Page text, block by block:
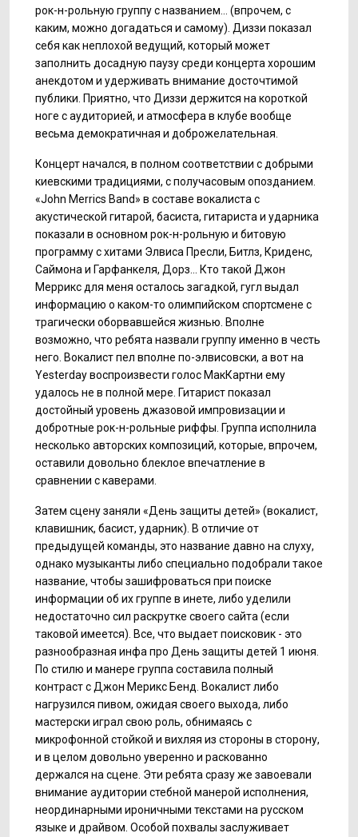
рок-н-рольную группу с названием... (впрочем, с
каким, можно догадаться и самому). Диззи показал
себя как неплохой ведущий, который может
заполнить досадную паузу среди концерта хорошим
анекдотом и удерживать внимание досточтимой
публики. Приятно, что Диззи держится на короткой
ноге с аудиторией, и атмосфера в клубе вообще
весьма демократичная и доброжелательная.
Концерт начался, в полном соответствии с добрыми
киевскими традициями, с получасовым опозданием.
«John Merrics Band» в составе вокалиста с
акустической гитарой, басиста, гитариста и ударника
показали в основном рок-н-рольную и битовую
программу с хитами Элвиса Пресли, Битлз, Криденс,
Саймона и Гарфанкеля, Дорз... Кто такой Джон
Меррикс для меня осталось загадкой, гугл выдал
информацию о каком-то олимпийском спортсмене с
трагически оборвавшейся жизнью. Вполне
возможно, что ребята назвали группу именно в честь
него. Вокалист пел вполне по-элвисовски, а вот на
Yesterday воспроизвести голос МакКартни ему
удалось не в полной мере. Гитарист показал
достойный уровень джазовой импровизации и
добротные рок-н-рольные риффы. Группа исполнила
несколько авторских композиций, которые, впрочем,
оставили довольно блеклое впечатление в
сравнении с каверами.
Затем сцену заняли «День защиты детей» (вокалист,
клавишник, басист, ударник). В отличие от
предыдущей команды, это название давно на слуху,
однако музыканты либо специально подобрали такое
название, чтобы зашифроваться при поиске
информации об их группе в инете, либо уделили
недостаточно сил раскрутке своего сайта (если
таковой имеется). Все, что выдает поисковик - это
разнообразная инфа про День защиты детей 1 июня.
По стилю и манере группа составила полный
контраст с Джон Мерикс Бенд. Вокалист либо
нагрузился пивом, ожидая своего выхода, либо
мастерски играл свою роль, обнимаясь с
микрофонной стойкой и вихляя из стороны в сторону,
и в целом довольно уверенно и раскованно
держался на сцене. Эти ребята сразу же завоевали
внимание аудитории стебной манерой исполнения,
неординарными ироничными текстами на русском
языке и драйвом. Особой похвалы заслуживает